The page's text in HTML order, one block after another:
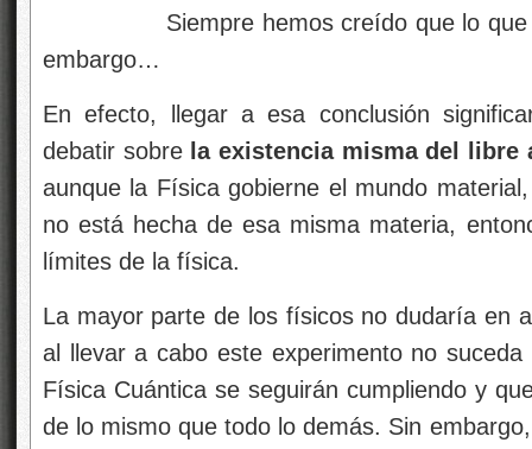
Siempre hemos creído que lo que
embargo…
En efecto, llegar a esa conclusión
debatir sobre la existencia misma del libre
aunque la Física gobierne el mundo
no está hecha de esa misma materia,
límites de la física.
La mayor parte de los físicos no dudaría en
al llevar a cabo este experimento no
Física Cuántica se seguirán cumpliendo y
de lo mismo que todo lo demás. Sin